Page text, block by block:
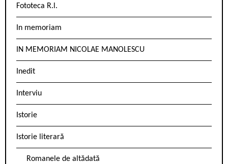
Fototeca R.l.
In memoriam
IN MEMORIAM NICOLAE MANOLESCU
Inedit
Interviu
Istorie
Istorie literară
Romanele de altădată